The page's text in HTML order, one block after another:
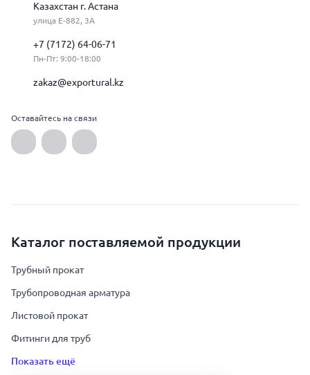
Казахстан г. Астана
улица Е-882, 3А
+7 (7172) 64-06-71
Пн-Пт: 9:00-18:00
zakaz@exportural.kz
Оставайтесь на связи
Каталог поставляемой продукции
Трубный прокат
Трубопроводная арматура
Листовой прокат
Фитинги для труб
Показать ещё